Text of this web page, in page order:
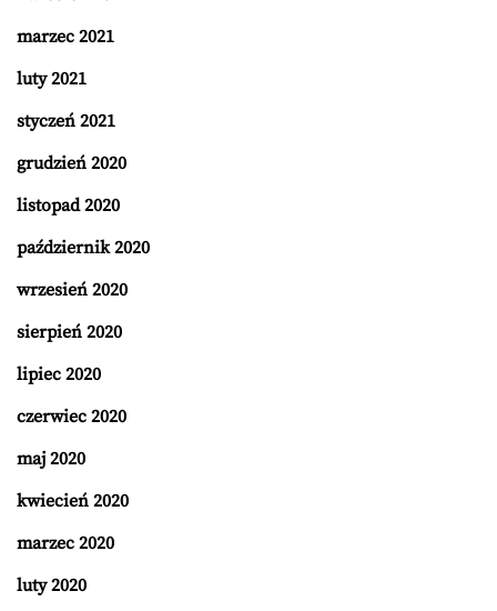
marzec 2021
luty 2021
styczeń 2021
grudzień 2020
listopad 2020
październik 2020
wrzesień 2020
sierpień 2020
lipiec 2020
czerwiec 2020
maj 2020
kwiecień 2020
marzec 2020
luty 2020